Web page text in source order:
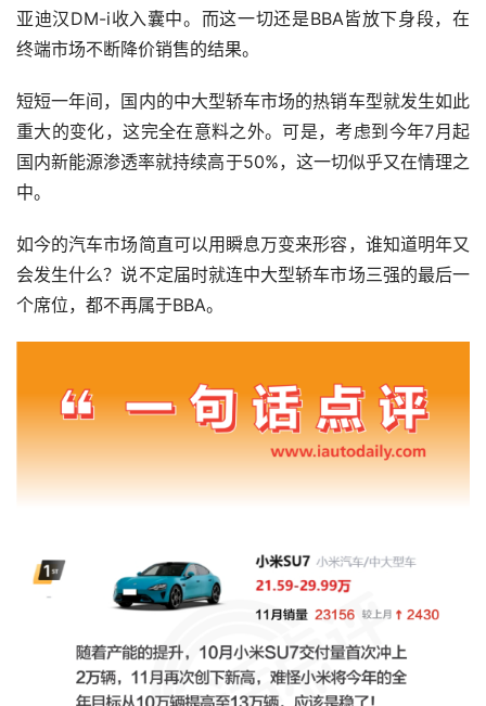
亚迪汉DM-i收入囊中。而这一切还是BBA皆放下身段，在
终端市场不断降价销售的结果。
短短一年间，国内的中大型轿车市场的热销车型就发生如此
重大的变化，这完全在意料之外。可是，考虑到今年7月起
国内新能源渗透率就持续高于50%，这一切似乎又在情理之
中。
如今的汽车市场简直可以用瞬息万变来形容，谁知道明年又
会发生什么？说不定届时就连中大型轿车市场三强的最后一
个席位，都不再属于BBA。